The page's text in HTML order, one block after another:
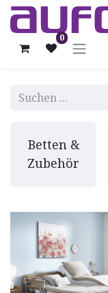
0
Betten &
Zubehör